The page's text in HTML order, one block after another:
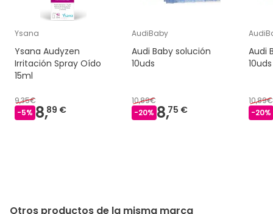
Ysana
Ysana Audyzen
Irritación Spray Oído
15ml
9,35€
-5% 8,89 €
AudiBaby
Audi Baby solución
10uds
10,89€
-20% 8,75 €
Audi
10uds
10,89€
-20%
Otros productos de la misma marca